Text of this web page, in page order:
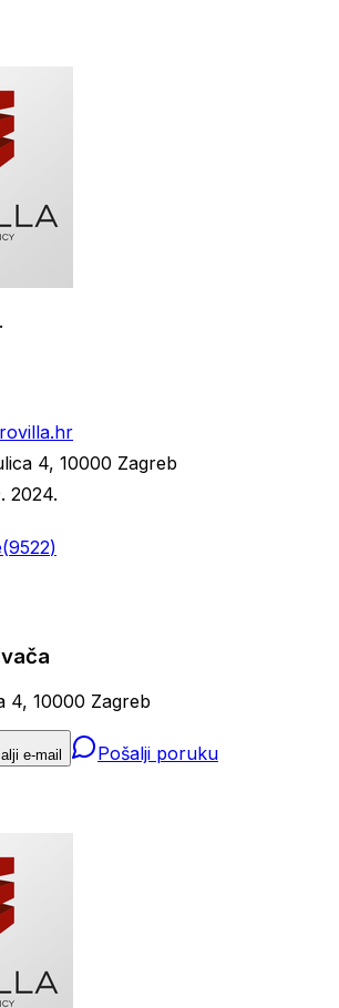
4, 10000 Zagreb
2024.
(9522)
4, 10000 Zagreb
e-mail Pošalji poruku